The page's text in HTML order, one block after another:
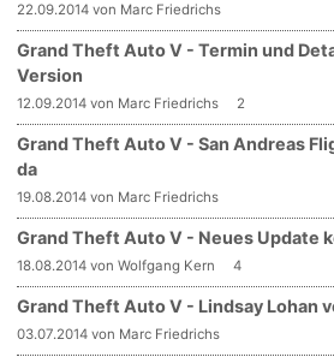
22.09.2014 von Marc Friedrichs
Grand Theft Auto V - Termin und
Version
12.09.2014 von Marc Friedrichs 2
Grand Theft Auto V - San Andreas
da
19.08.2014 von Marc Friedrichs
Grand Theft Auto V - Neues Update
18.08.2014 von Wolfgang Kern 4
Grand Theft Auto V - Lindsay Lohan
03.07.2014 von Marc Friedrichs